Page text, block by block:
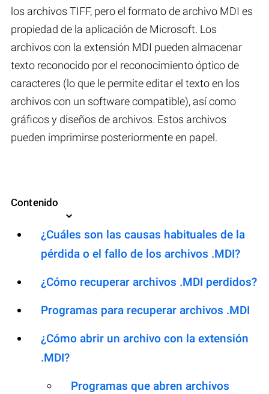
los archivos TIFF, pero el formato de archivo MDI es
propiedad de la aplicación de Microsoft. Los
archivos con la extensión MDI pueden almacenar
texto reconocido por el reconocimiento óptico de
caracteres (lo que le permite editar el texto en los
archivos con un software compatible), así como
gráficos y diseños de archivos. Estos archivos
pueden imprimirse posteriormente en papel.
Contenido
¿Cuáles son las causas habituales de la
pérdida o el fallo de los archivos .MDI?
¿Cómo recuperar archivos .MDI perdidos?
Programas para recuperar archivos .MDI
¿Cómo abrir un archivo con la extensión
.MDI?
Programas que abren archivos